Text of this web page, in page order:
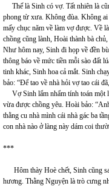
Thế là Sinh có vợ. Tất nhiên là
phong từ xưa. Không đùa. Không
mấy chục năm về làm vợ được. Về
chồng cũng lành, Hoài thành bà
Như hôm nay, Sinh đi họp về đền
thông báo về mức tiền mỗi sào đất
tinh khác, Sinh hoa cả mắt. Sinh
bảo: “Để tao về nhà hỏi vợ tao cái
Vợ Sinh lẩm nhẩm tính toán một
vừa được chồng yêu. Hoài bảo:
thằng cu nhà mình cái nhà gác ba
con nhà nào ở làng này dám coi
***
Hôm thày Hoè chết, Sinh cũng
hương. Thằng Nguyện là trò cưng